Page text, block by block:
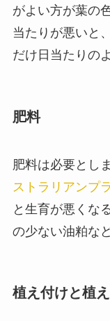
がよい方が葉の
当たりが悪いと
だけ日当たりの
肥料
肥料は必要とし
ストラリアンプ
と生育が悪くな
の少ない油粕な
植え付けと植